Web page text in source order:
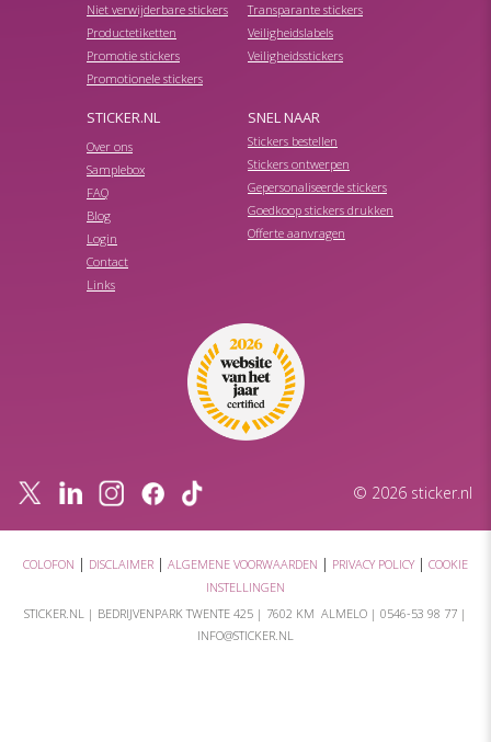
Niet verwijderbare stickers
Productetiketten
Promotie stickers
Promotionele stickers
Transparante stickers
Veiligheidslabels
Veiligheidsstickers
STICKER.NL
Over ons
Samplebox
FAQ
Blog
Login
Contact
Links
SNEL NAAR
Stickers bestellen
Stickers ontwerpen
Gepersonaliseerde stickers
Goedkoop stickers drukken
Offerte aanvragen
© 2026 sticker.nl
COLOFON | DISCLAIMER | ALGEMENE VOORWAARDEN | PRIVACY POLICY| COOKIE
INSTELLINGEN
STICKER.NL | BEDRIJVENPARK TWENTE 425 | 7602 KM ALMELO | 0546-53 98 77 |
INFO@STICKER.NL